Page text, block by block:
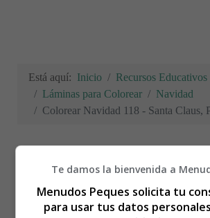
Está aquí: Inicio
Recursos Educativos
Láminas para Colorear
Navidad
Colorear Navidad 118 - Santa Claus,
Colorear
Te damos la bienvenida a
Menudos Peques solicita tu
para usar tus datos